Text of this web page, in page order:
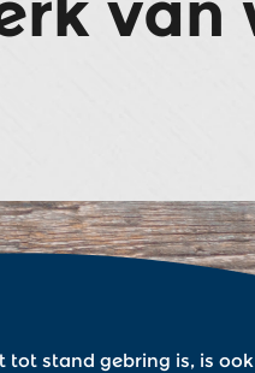
tot stand gebring is, is ook